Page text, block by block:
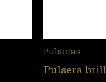
Pulseras
Pulsera